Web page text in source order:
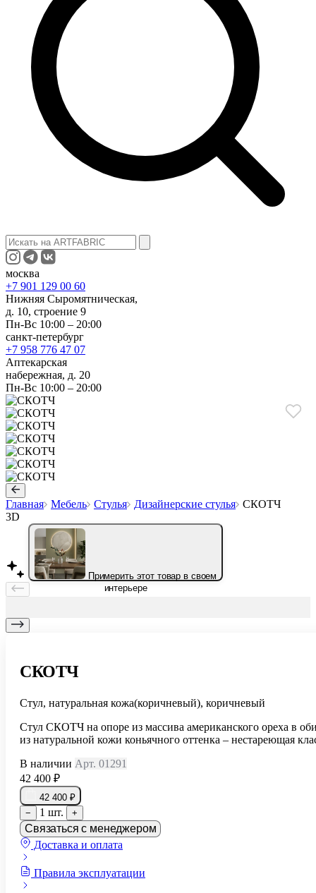
москва
+7 901 129 00 60
Нижняя Сыромятническая,
д. 10, строение 9
Пн-Вс 10:00 – 20:00
санкт-петербург
+7 958 776 47 07
Аптекарская
набережная, д. 20
Пн-Вс 10:00 – 20:00
Главная Мебель Стулья Дизайнерские стулья СКОТЧ
3D
Примерить этот товар в своем
интерьере
СКОТЧ
Стул, натуральная кожа(коричневый), коричневый
Стул СКОТЧ на опоре из массива американского ореха в
из натуральной кожи коньячного оттенка – нестареющая
В наличии Арт. 01291
42 400 ₽
42 400 ₽
−
1 шт. +
Связаться с менеджером
Доставка и оплата
Правила эксплуатации